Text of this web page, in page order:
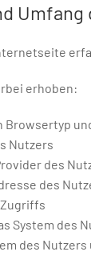
erhoben:
Browsertyp
Nutzers
des
des
System des
des